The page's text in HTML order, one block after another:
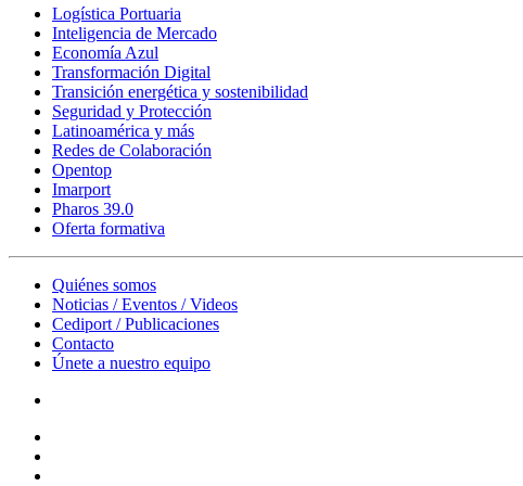
Logística Portuaria
Inteligencia de Mercado
Economía Azul
Transformación Digital
Transición energética y sostenibilidad
Seguridad y Protección
Latinoamérica y más
Redes de Colaboración
Opentop
Imarport
Pharos 39.0
Oferta formativa
Quiénes somos
Noticias / Eventos / Videos
Cediport / Publicaciones
Contacto
Únete a nuestro equipo